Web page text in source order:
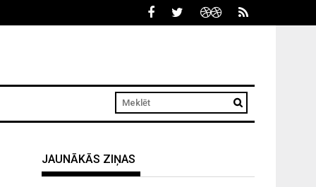
JAUNĀKĀS ZIŅAS